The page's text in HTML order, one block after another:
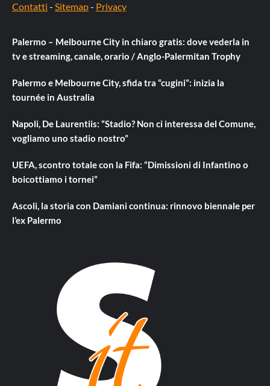
Contatti - Sitemap- Privacy
Palermo – Melbourne City in chiaro gratis: dove vederla in
tv e streaming, canale, orario / Anglo-Palermitan Trophy
Palermo e Melbourne City, sfida tra “cugini”: inizia la
tournée in Australia
Napoli, De Laurentiis: “Stadio? Non ci interessa del Comune,
vogliamo uno stadio nostro”
UEFA, scontro totale con la Fifa: “Dimissioni di Infantino o
boicottiamo i tornei”
Ascoli, la storia con Damiani continua: rinnovo biennale per
l’ex Palermo